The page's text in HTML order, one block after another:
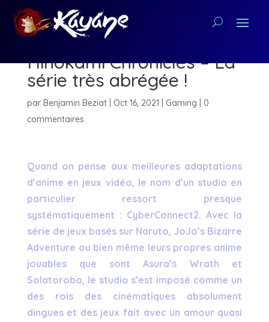
(Test) Demon Slayer The
Hinokami Chronicles – La
série très abrégée !
par Benjamin Beziat| Oct 16, 2021 Gaming
0
commentaires
Quand on pense aux meilleures adaptations
d’anime en jeux vidéo, le nom d’un studio en
particulier ressort presque
systématiquement : CyberConnect2. Avec la
série de jeux basés sur Naruto, JoJo’s Bizarre
Adventure ou bien même leurs propres anime
jouables que sont Asura’s Wrath et
Solatorobo, le studio s’est imposé comme un
des rois des cinématiques absolument
dingues et des jeux fait avec un amour quasi